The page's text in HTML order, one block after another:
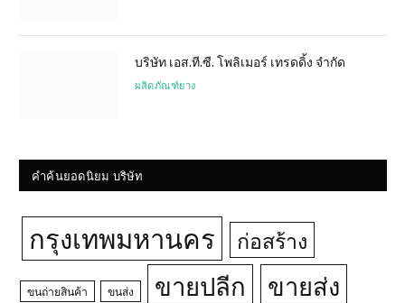
บริษัท เอส.ที.ซี. โพลิเมอร์ เทรดดิ้ง จำกัด
ผลิตภัณฑ์ยาง
คำค้นยอดนิยม บริษัท
กรุงเทพมหานคร ก่อสร้าง
ขนถ่ายสินค้า ขนส่ง ขายปลีก ขายส่ง